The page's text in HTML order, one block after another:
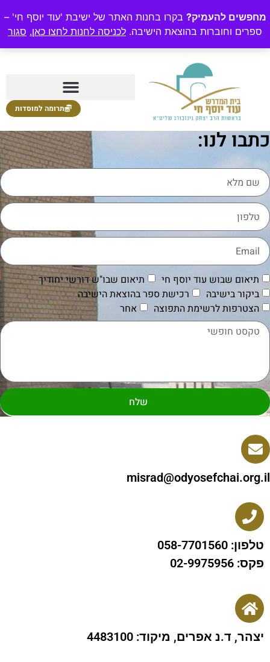
להעמיק? בקרו בחנות האתר של ישיבת 'עוד יוסף חי' –
ספרים וחוברות בהוצאת הישיבה.לכניסה לחנות לחצו כאן. סגור
תרומה למוסדות
לנו:
תיאום שבוש עוד יוסף חי
תיאום שבו"ש דורשי יחודיך
ביקור בישיבה
רכישת ספר בהוצאת הישיבה
הצטרפות לרשימת התפוצה
אחר
שלח
058-7701560
02-9975956
ד.נ אפרים, מיקוד: 4483100